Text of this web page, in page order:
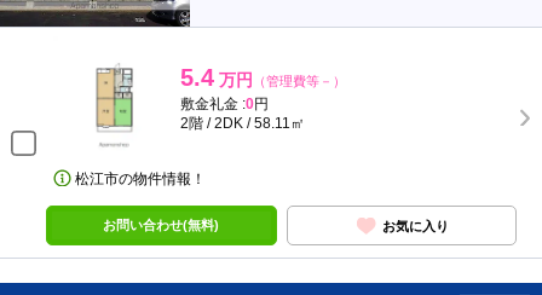
5.4 万円 （管理費等－）
敷金礼金 :0円
2階 / 2DK / 58.11㎡
松江市の物件情報！
お問い合わせ(無料) お気に入り